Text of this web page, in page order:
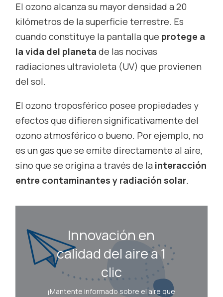
El ozono alcanza su mayor densidad a 20
kilómetros de la superficie terrestre. Es
cuando constituye la pantalla que protege a
la vida del planeta de las nocivas
radiaciones ultravioleta (UV) que provienen
del sol.
El ozono troposférico posee propiedades y
efectos que difieren significativamente del
ozono atmosférico o bueno. Por ejemplo, no
es un gas que se emite directamente al aire,
sino que se origina a través de la interacción
entre contaminantes y radiación solar.
Innovación en
calidad del aire a 1
clic
¡Mantente informado sobre el aire que